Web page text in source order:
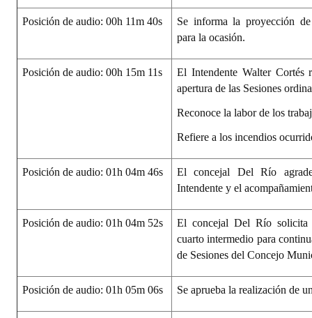
Posición de audio: 00h 11m 40s
Se informa la proyección
para la ocasión.
Posición de audio: 00h 15m 11s
El Intendente Walter Cortés
apertura de las Sesiones
Reconoce la labor de los
Refiere a los incendios
Posición de audio: 01h 04m 46s
El concejal Del Río
Intendente y el
Posición de audio: 01h 04m 52s
El concejal Del Río solicita
cuarto intermedio para
de Sesiones del Concejo
Posición de audio: 01h 05m 06s Se aprueba la realización de